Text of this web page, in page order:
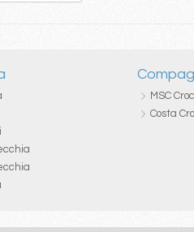
MSC
Costa